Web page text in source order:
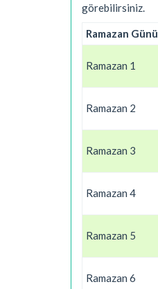
görebilirsiniz.
Ramazan Günü
Ramazan 1
Ramazan 2
Ramazan 3
Ramazan 4
Ramazan 5
Ramazan 6